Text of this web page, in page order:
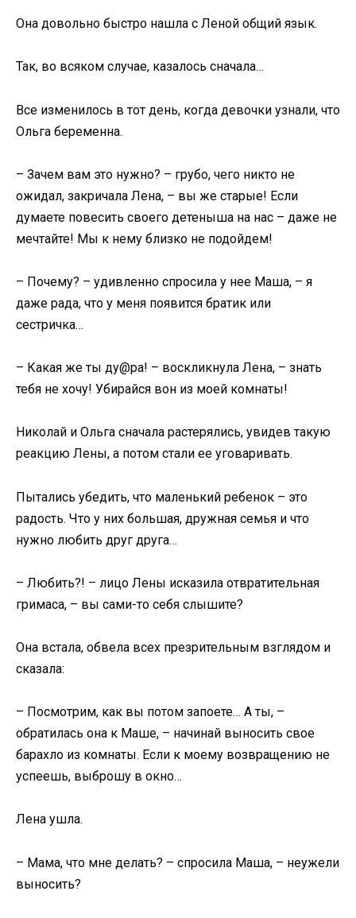
Она довольно быстро нашла с Леной общий язык.
Так, во всяком случае, казалось сначала…
Все изменилось в тот день, когда девочки узнали, что
Ольга беременна.
– Зачем вам это нужно? – грубо, чего никто не
ожидал, закричала Лена, – вы же старые! Если
думаете повесить своего детеныша на нас – даже не
мечтайте! Мы к нему близко не подойдем!
– Почему? – удивленно спросила у нее Маша, – я
даже рада, что у меня появится братик или
сестричка…
– Какая же ты ду@ра! – воскликнула Лена, – знать
тебя не хочу! Убирайся вон из моей комнаты!
Николай и Ольга сначала растерялись, увидев такую
реакцию Лены, а потом стали ее уговаривать.
Пытались убедить, что маленький ребенок – это
радость. Что у них большая, дружная семья и что
нужно любить друг друга…
– Любить?! – лицо Лены исказила отвратительная
гримаса, – вы сами-то себя слышите?
Она встала, обвела всех презрительным взглядом и
сказала:
– Посмотрим, как вы потом запоете… А ты, –
обратилась она к Маше, – начинай выносить свое
барахло из комнаты. Если к моему возвращению не
успеешь, выброшу в окно…
Лена ушла.
– Мама, что мне делать? – спросила Маша, – неужели
выносить?